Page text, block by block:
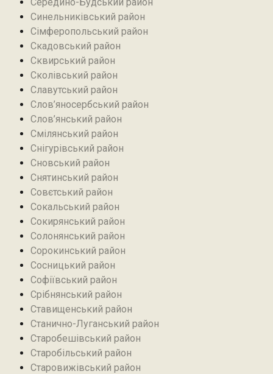
Синельниківський район
Сімферопольський район
Скадовський район
Сквирський район
Сколівський район
Славутський район
Слов’яносербський район
Слов’янський район
Смілянський район
Снігурівський район‎
Сновський район
Снятинський район
Совєтський район
Сокальський район
Сокирянський район
Солонянський район
Сорокинський район
Сосницький район
Софіївський район
Срібнянський район‎
Ставищенський район
Станично-Луганський район‎
Старобешівський район‎
Старобільський район
Старовижівський район